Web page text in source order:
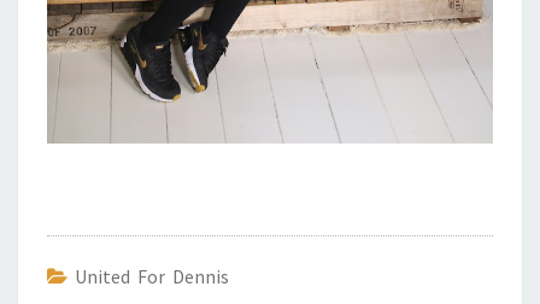
United For Dennis